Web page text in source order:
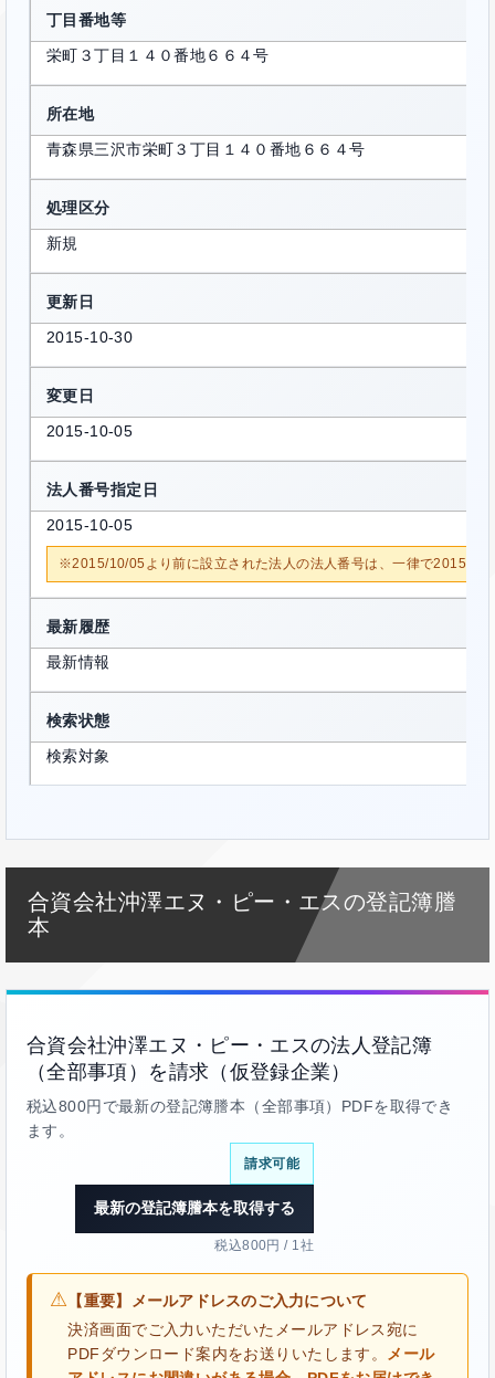
丁目番地等
栄町３丁目１４０番地６６４号
所在地
青森県三沢市栄町３丁目１４０番地６６４号
処理区分
新規
更新日
2015-10-30
変更日
2015-10-05
法人番号指定日
2015-10-05
※2015/10/05より前に設立された法人の法人番号は、一律で2015/10/
最新履歴
最新情報
検索状態
検索対象
合資会社沖澤エヌ・ピー・エスの登記簿謄
本
合資会社沖澤エヌ・ピー・エスの法人登記簿
（全部事項）を請求（仮登録企業）
税込800円で最新の登記簿謄本（全部事項）PDFを取得でき
ます。
請求可能
最新の登記簿謄本を取得する
税込800円 / 1社
⚠ 【重要】メールアドレスのご入力について
決済画面でご入力いただいたメールアドレス宛に
PDFダウンロード案内をお送りいたします。
メール